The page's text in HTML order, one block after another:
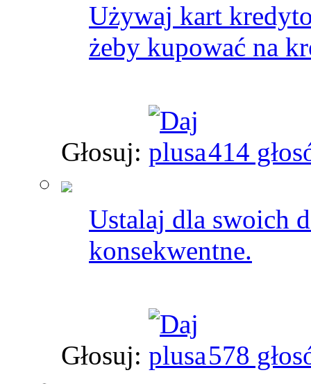
Używaj kart
żeby kupować na
Głosuj: 414
Ustalaj dla swoich
konsekwentne.
Głosuj: 578